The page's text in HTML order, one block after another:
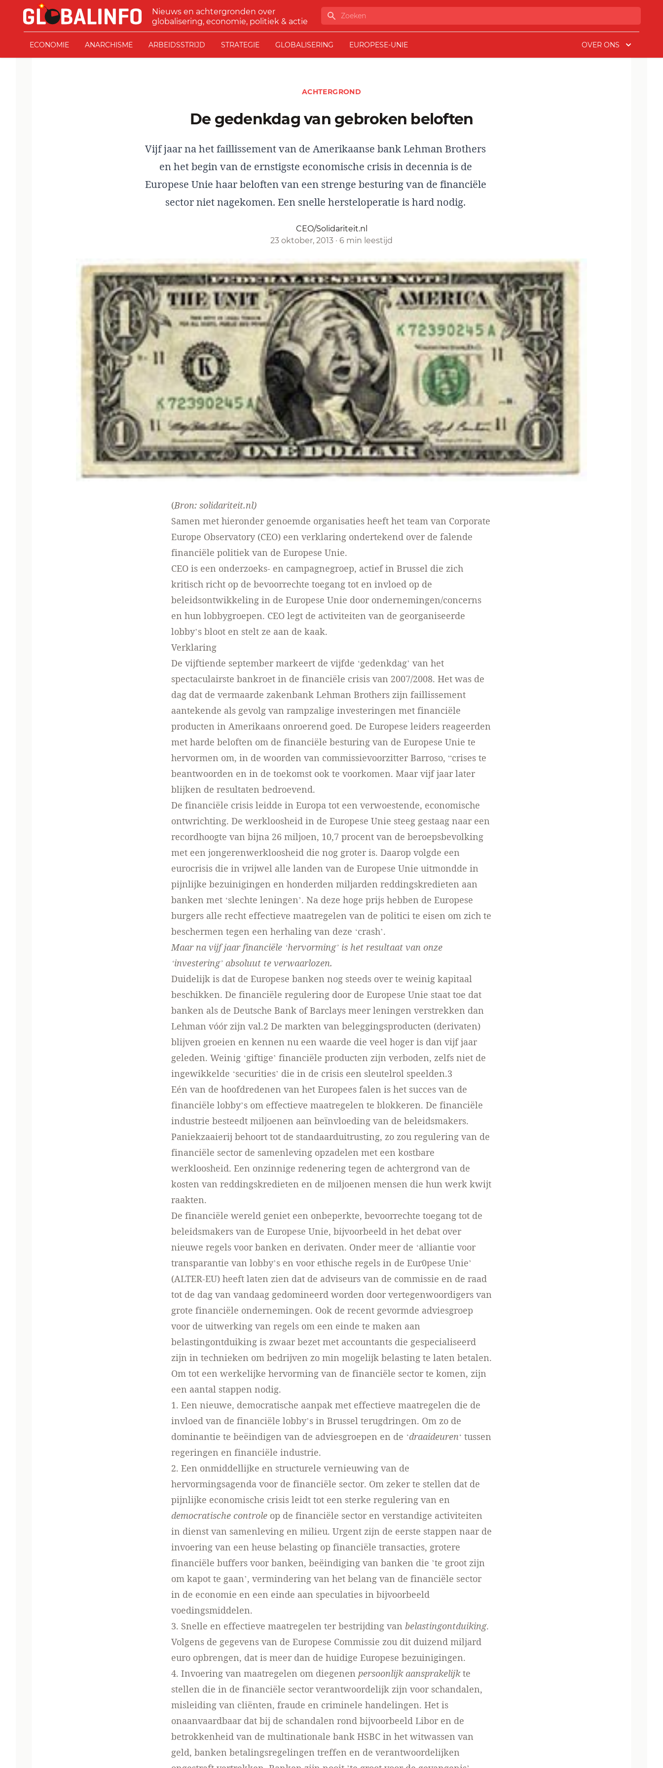
Ga naar de inhoud
GLOBALINFO
Nieuws en achtergronden over
globalisering, economie, politiek & actie
Zoeken
ECONOMIE ANARCHISME ARBEIDSSTRIJD STRATEGIE GLOBALISERING EUROPESE-UNIE OVER ONS
ACHTERGROND
De gedenkdag van gebroken beloften
Vijf jaar na het faillissement van de Amerikaanse bank Lehman Brothers
en het begin van de ernstigste economische crisis in decennia is de
Europese Unie haar beloften van een strenge besturing van de financiële
sector niet nagekomen. Een snelle hersteloperatie is hard nodig.
CEO/Solidariteit.nl
23 oktober, 2013 · 6 min leestijd
(Bron: solidariteit.nl)
Samen met hieronder genoemde organisaties heeft het team van Corporate
Europe Observatory (CEO) een verklaring ondertekend over de falende
financiële politiek van de Europese Unie.
CEO is een onderzoeks- en campagnegroep, actief in Brussel die zich
kritisch richt op de bevoorrechte toegang tot en invloed op de
beleidsontwikkeling in de Europese Unie door ondernemingen/concerns
en hun lobbygroepen. CEO legt de activiteiten van de georganiseerde
lobby’s bloot en stelt ze aan de kaak.
Verklaring
De vijftiende september markeert de vijfde ‘gedenkdag’ van het
spectaculairste bankroet in de financiële crisis van 2007/2008. Het was de
dag dat de vermaarde zakenbank Lehman Brothers zijn faillissement
aantekende als gevolg van rampzalige investeringen met financiële
producten in Amerikaans onroerend goed. De Europese leiders reageerden
met harde beloften om de financiële besturing van de Europese Unie te
hervormen om, in de woorden van commissievoorzitter Barroso, “crises te
beantwoorden en in de toekomst ook te voorkomen. Maar vijf jaar later
blijken de resultaten bedroevend.
De financiële crisis leidde in Europa tot een verwoestende, economische
ontwrichting. De werkloosheid in de Europese Unie steeg gestaag naar een
recordhoogte van bijna 26 miljoen, 10,7 procent van de beroepsbevolking
met een jongerenwerkloosheid die nog groter is. Daarop volgde een
eurocrisis die in vrijwel alle landen van de Europese Unie uitmondde in
pijnlijke bezuinigingen en honderden miljarden reddingskredieten aan
banken met ‘slechte leningen’. Na deze hoge prijs hebben de Europese
burgers alle recht effectieve maatregelen van de politici te eisen om zich te
beschermen tegen een herhaling van deze ‘crash’.
Maar na vijf jaar financiële ‘hervorming’ is het resultaat van onze
‘investering’ absoluut te verwaarlozen.
Duidelijk is dat de Europese banken nog steeds over te weinig kapitaal
beschikken. De financiële regulering door de Europese Unie staat toe dat
banken als de Deutsche Bank of Barclays meer leningen verstrekken dan
Lehman vóór zijn val.2 De markten van beleggingsproducten (derivaten)
blijven groeien en kennen nu een waarde die veel hoger is dan vijf jaar
geleden. Weinig ‘giftige’ financiële producten zijn verboden, zelfs niet de
ingewikkelde ‘securities’ die in de crisis een sleutelrol speelden.3
Eén van de hoofdredenen van het Europees falen is het succes van de
financiële lobby’s om effectieve maatregelen te blokkeren. De financiële
industrie besteedt miljoenen aan beïnvloeding van de beleidsmakers.
Paniekzaaierij behoort tot de standaarduitrusting, zo zou regulering van de
financiële sector de samenleving opzadelen met een kostbare
werkloosheid. Een onzinnige redenering tegen de achtergrond van de
kosten van reddingskredieten en de miljoenen mensen die hun werk kwijt
raakten.
De financiële wereld geniet een onbeperkte, bevoorrechte toegang tot de
beleidsmakers van de Europese Unie, bijvoorbeeld in het debat over
nieuwe regels voor banken en derivaten. Onder meer de ‘alliantie voor
transparantie van lobby’s en voor ethische regels in de Eur0pese Unie’
(ALTER-EU) heeft laten zien dat de adviseurs van de commissie en de raad
tot de dag van vandaag gedomineerd worden door vertegenwoordigers van
grote financiële ondernemingen. Ook de recent gevormde adviesgroep
voor de uitwerking van regels om een einde te maken aan
belastingontduiking is zwaar bezet met accountants die gespecialiseerd
zijn in technieken om bedrijven zo min mogelijk belasting te laten betalen.
Om tot een werkelijke hervorming van de financiële sector te komen, zijn
een aantal stappen nodig.
1. Een nieuwe, democratische aanpak met effectieve maatregelen die de
invloed van de financiële lobby’s in Brussel terugdringen. Om zo de
dominantie te beëindigen van de adviesgroepen en de ‘draaideuren‘ tussen
regeringen en financiële industrie.
2. Een onmiddellijke en structurele vernieuwing van de
hervormingsagenda voor de financiële sector. Om zeker te stellen dat de
pijnlijke economische crisis leidt tot een sterke regulering van en
democratische controle op de financiële sector en verstandige activiteiten
in dienst van samenleving en milieu. Urgent zijn de eerste stappen naar de
invoering van een heuse belasting op financiële transacties, grotere
financiële buffers voor banken, beëindiging van banken die ’te groot zijn
om kapot te gaan’, vermindering van het belang van de financiële sector
in de economie en een einde aan speculaties in bijvoorbeeld
voedingsmiddelen.
3. Snelle en effectieve maatregelen ter bestrijding van belastingontduiking.
Volgens de gegevens van de Europese Commissie zou dit duizend miljard
euro opbrengen, dat is meer dan de huidige Europese bezuinigingen.
4. Invoering van maatregelen om diegenen persoonlijk aansprakelijkte
stellen die in de financiële sector verantwoordelijk zijn voor schandalen,
misleiding van cliënten, fraude en criminele handelingen. Het is
onaanvaardbaar dat bij de schandalen rond bijvoorbeeld Libor en de
betrokkenheid van de multinationale bank HSBC in het witwassen van
geld, banken betalingsregelingen treffen en de verantwoordelijken